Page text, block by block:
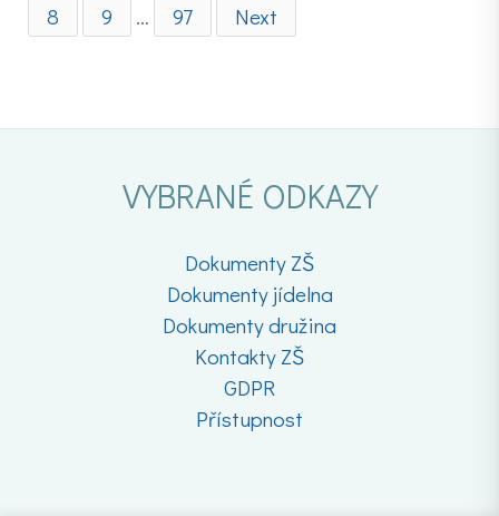
8
9 … 97 Next
VYBRANÉ ODKAZY
Dokumenty ZŠ
Dokumenty jídelna
Dokumenty družina
Kontakty ZŠ
GDPR
Přístupnost